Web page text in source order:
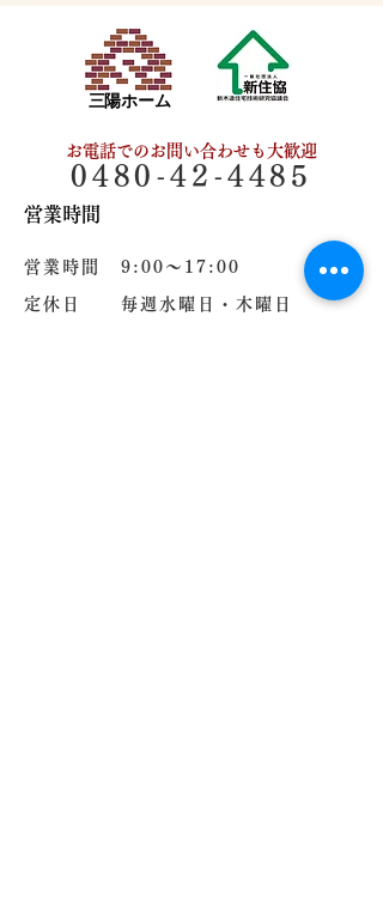
三陽ホーム
お電話でのお問い合わせも大歓迎
0480-42-4485
営業時間
営業時間 9:00～17:00
定休日 毎週水曜日・木曜日